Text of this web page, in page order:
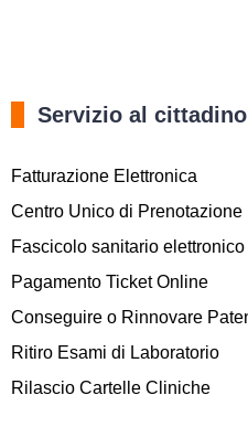
Servizio al cittadino
Fatturazione Elettronica
Centro Unico di Prenotazione
Fascicolo sanitario elettronico
Pagamento Ticket Online
Conseguire o Rinnovare
Ritiro Esami di Laboratorio
Rilascio Cartelle Cliniche